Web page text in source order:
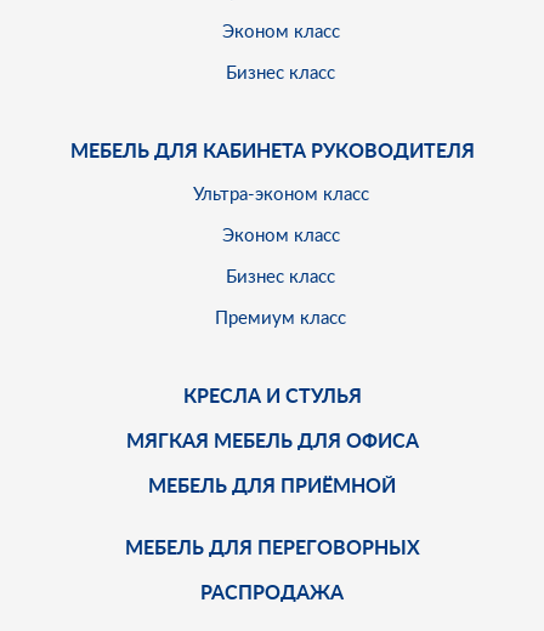
Эконом класс
Бизнес класс
МЕБЕЛЬ ДЛЯ КАБИНЕТА РУКОВОДИТЕЛЯ
Ультра-эконом класс
Эконом класс
Бизнес класс
Премиум класс
КРЕСЛА И СТУЛЬЯ
МЯГКАЯ МЕБЕЛЬ ДЛЯ ОФИСА
МЕБЕЛЬ ДЛЯ ПРИЁМНОЙ
МЕБЕЛЬ ДЛЯ ПЕРЕГОВОРНЫХ
РАСПРОДАЖА